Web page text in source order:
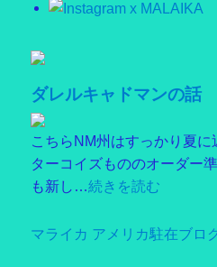
ダレルキャドマンの話
こちらNM州はすっかり夏に
ターコイズもののオーダー
も新し…続きを読む
マライカ アメリカ駐在ブロ